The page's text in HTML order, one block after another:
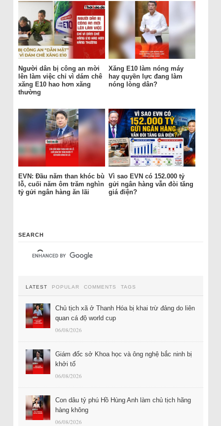
Người dân bị công an mời
lên làm việc chỉ vì dám chê
xăng E10 hao hơn xăng
thường
Xăng E10 làm nóng máy
hay quyền lực đang làm
nóng lòng dân?
EVN: Đầu năm than khóc bù
lỗ, cuối năm ôm trăm nghìn
tỷ gửi ngân hàng ăn lãi
Vì sao EVN có 152.000 tỷ
gửi ngân hàng vẫn đòi tăng
giá điện?
SEARCH
LATEST POPULAR COMMENTS TAGS
Chủ tịch xã ở Thanh Hóa bị khai trừ đảng do liên
quan cá độ world cup
06/08/2026
Giám đốc sở Khoa học và ông nghệ bắc ninh bị
khởi tố
06/08/2026
Con dâu tỷ phú Hồ Hùng Anh làm chủ tịch hãng
hàng không
06/08/2026